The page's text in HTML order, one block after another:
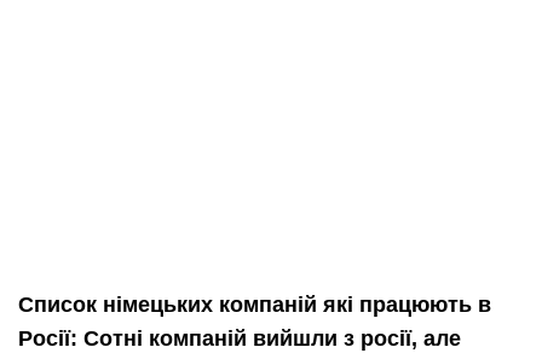
Список німецьких компаній які працюють в
Росії: Сотні компаній вийшли з росії, але